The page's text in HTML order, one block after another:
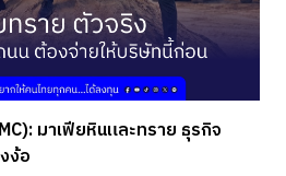
มาเฟียหินและทราย ธุรกิจ
ง้อ